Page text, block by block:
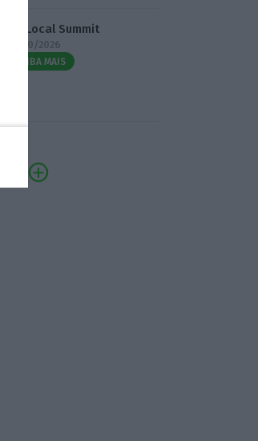
3.º Local Summit
07/10/2026
SAIBA MAIS